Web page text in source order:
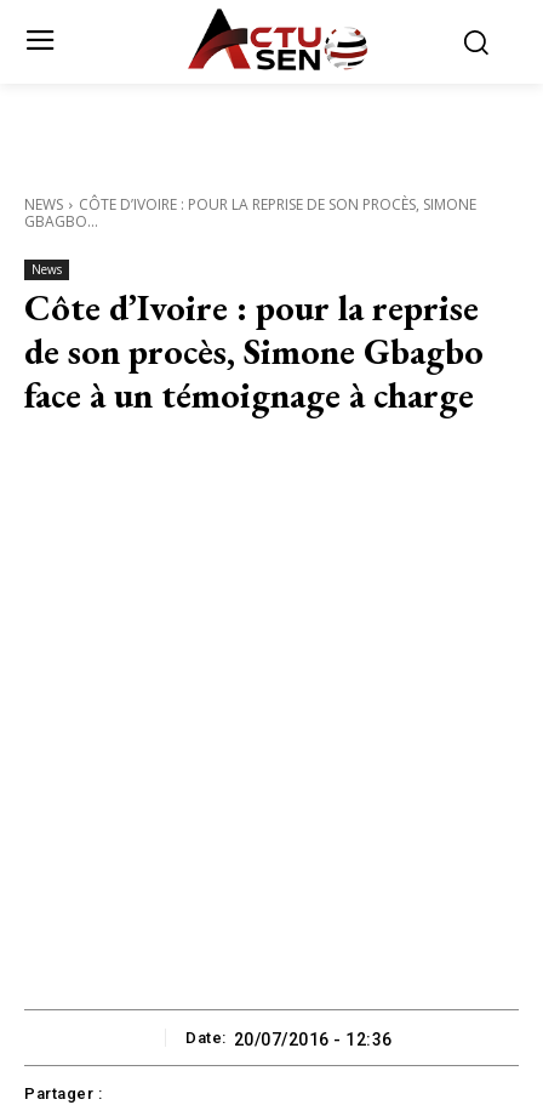
NEWS
CÔTE D’IVOIRE : POUR LA REPRISE DE SON PROCÈS, SIMONE
GBAGBO...
News
Côte d’Ivoire : pour la reprise
de son procès, Simone Gbagbo
face à un témoignage à charge
Date: 20/07/2016 - 12:36
Partager :